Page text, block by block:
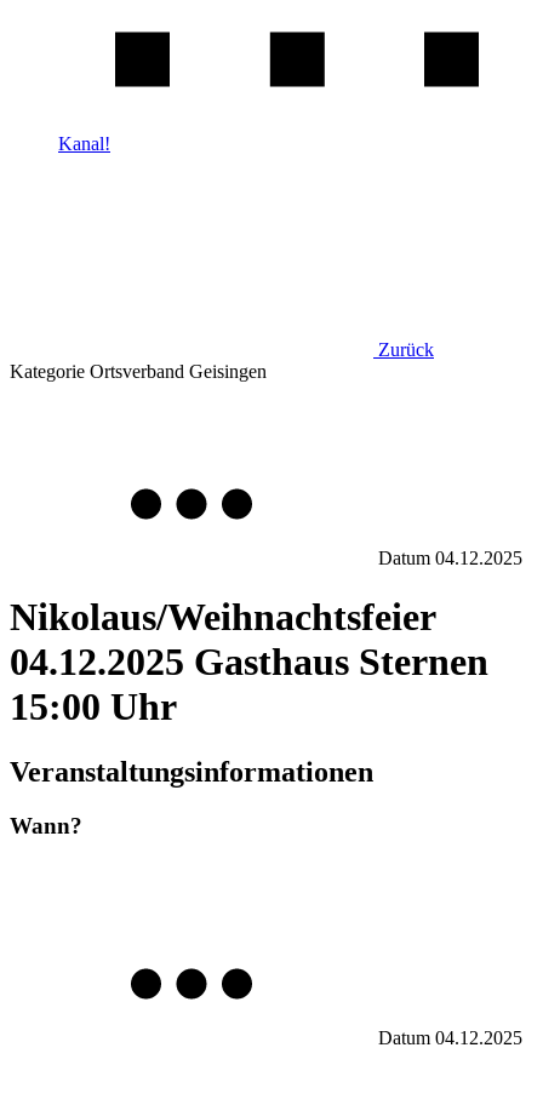
Kanal!
Zurück
Kategorie Ortsverband Geisingen
Datum 04.12.2025
Nikolaus/Weihnachtsfeier
04.12.2025 Gasthaus Sternen
15:00 Uhr
Veranstaltungsinformationen
Wann?
Datum 04.12.2025